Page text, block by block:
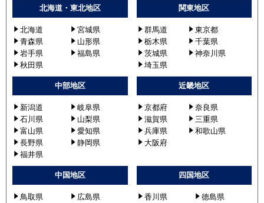
北海道・東北地区
北海道
宮城県
青森県
山形県
岩手県
福島県
秋田県
関東地区
群馬道
東京都
栃木県
千葉県
茨城県
神奈川県
埼玉県
中部地区
新潟道
岐阜県
石川県
山梨県
富山県
愛知県
長野県
静岡県
福井県
近畿地区
京都府
奈良県
滋賀県
三重県
兵庫県
和歌山県
大阪府
中国地区
鳥取県
広島県
四国地区
香川県
徳島県